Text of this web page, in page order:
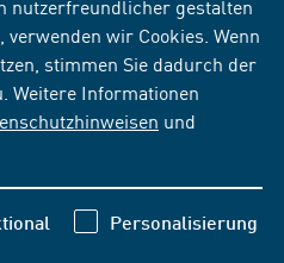
nutzerfreundlicher gestalten
wir Cookies. Wenn
stimmen Sie dadurch der
Weitere Informationen
und
Personalisierung